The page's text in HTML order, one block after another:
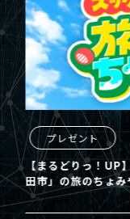
プレゼント
【まるどりっ！UP
田市」の旅のちょ